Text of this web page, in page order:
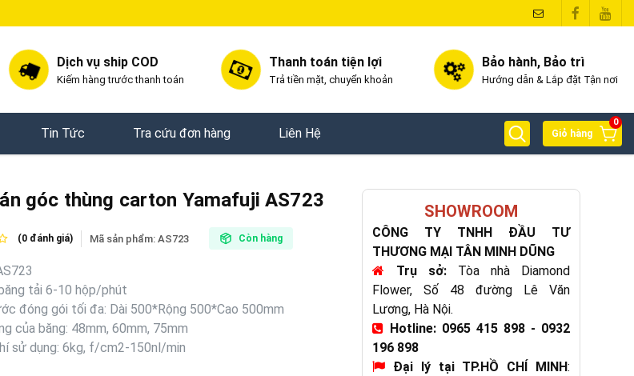
Dịch vụ ship COD
Kiếm hàng trước thanh toán
Thanh toán tiện lợi
Trả tiền mặt, chuyển khoản
Bảo hành, Bảo trì
Hướng dẫn & Lắp đặt Tận nơi
Tin Tức Tra cứu đơn hàng Liên Hệ
0
Giỏ hàng
góc thùng carton Yamafuji AS723
(0 đánh giá) Mã sản phẩm: AS723 Còn hàng
tải 6-10 hộp/phút
đóng gói tối đa: Dài 500*Rộng 500*Cao 500mm
của băng: 48mm, 60mm, 75mm
sử dụng: 6kg, f/cm2-150nl/min
SHOWROOM
CÔNG TY TNHH ĐẦU TƯ
THƯƠNG MẠI TÂN MINH DŨNG
Trụ sở: Tòa nhà Diamond
Flower, Số 48 đường Lê Văn
Lương, Hà Nội.
Hotline: 0965 415 898 - 0932
196 898
Đại lý tại TP.HỒ CHÍ MINH: